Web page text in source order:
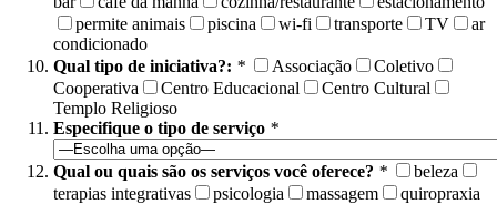
permite animais
piscina wi-fi transporte TV
ar
condicionado
Qual tipo de iniciativa?: * Associação
Coletivo
Cooperativa
Centro Educacional
Centro Cultural
Templo Religioso
Especifique o tipo de serviço *
Qual ou quais são os serviços você oferece? *
beleza
terapias integrativas
psicologia massagem
quiropraxia